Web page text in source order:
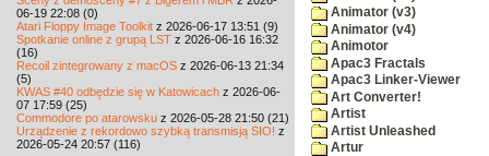
06-19 22:08 (0)
Atari Floppy Image Toolkit z 2026-06-17 13:51 (9)
Spotkanie online z grupą LST z 2026-06-16 16:32
(16)
Recoil zintegrowany z macOS z 2026-06-13 21:34
(5)
KWAS #40 odbędzie się w Katowicach z 2026-06-
07 17:59 (25)
Commodore po atarowsku z 2026-05-28 21:50 (21)
Urządzenie z rekordowo szybką transmisją SIO! z
2026-05-24 20:57 (116)
Animator (v3)
Animator (v4)
Animotor
Apac3 Fractals
Apac3 Linker-Viewer
Art Converter!
Artist
Artist Unleashed
Artur